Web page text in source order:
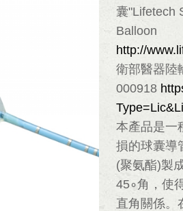
囊"Lifetech
Balloon
http://
衛部醫器陸
000918
本產品是一
損的球囊導
(聚氨酯)製
45∘角，使
直角關係。